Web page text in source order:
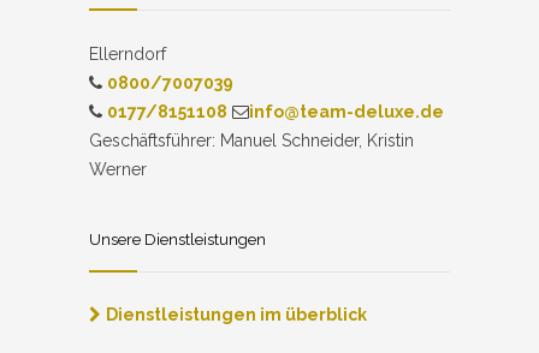
Ellerndorf
0800/7007039
0177/8151108
info@team-deluxe.de
Geschäftsführer: Manuel Schneider, Kristin
Werner
Unsere Dienstleistungen
Dienstleistungen im überblick